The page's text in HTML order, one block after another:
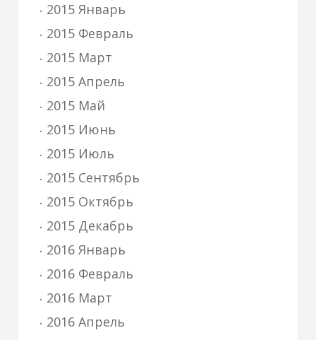
2015 Январь
2015 Февраль
2015 Март
2015 Апрель
2015 Май
2015 Июнь
2015 Июль
2015 Сентябрь
2015 Октябрь
2015 Декабрь
2016 Январь
2016 Февраль
2016 Март
2016 Апрель